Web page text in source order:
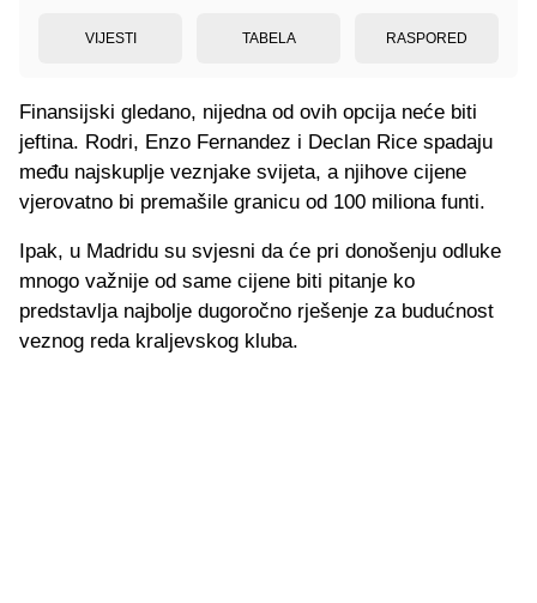
VIJESTI TABELA RASPORED
Finansijski gledano, nijedna od ovih opcija neće biti
jeftina. Rodri, Enzo Fernandez i Declan Rice spadaju
među najskuplje veznjake svijeta, a njihove cijene
vjerovatno bi premašile granicu od 100 miliona funti.
Ipak, u Madridu su svjesni da će pri donošenju odluke
mnogo važnije od same cijene biti pitanje ko
predstavlja najbolje dugoročno rješenje za budućnost
veznog reda kraljevskog kluba.